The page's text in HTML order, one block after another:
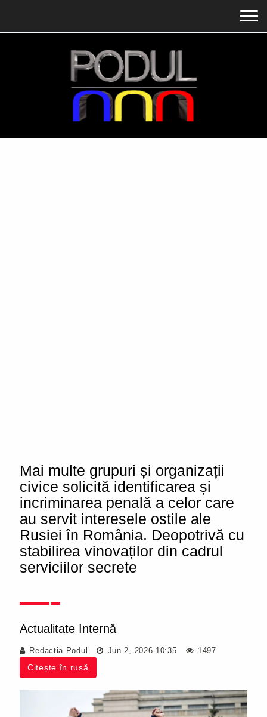
Mai multe grupuri și organizații
civice solicită identificarea și
incriminarea penală a celor care
au servit interesele ostile ale
Rusiei în România. Deopotrivă cu
stabilirea vinovaților din cadrul
serviciilor secrete
Actualitate Internă
Redacția Podul Jun 2, 2026 10:35 1497
Citește în rusă